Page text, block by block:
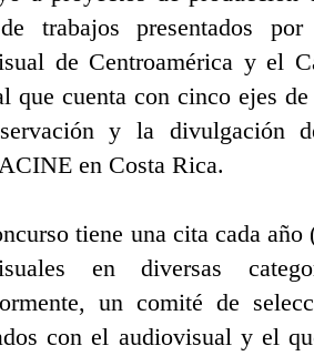
trabajos presentados
de Centroamérica y el
que cuenta con cinco ejes
y la divulgación
en Costa Rica.
tiene una cita cada
en diversas
un comité de
con el audiovisual y el